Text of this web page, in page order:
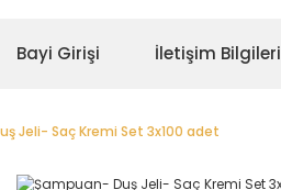
Bayi Girişi İletişim Bilgileri
Jeli- Saç Kremi Set 3x100 adet